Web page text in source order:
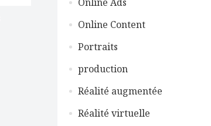
Online Content
Portraits
production
Réalité augmentée
Réalité virtuelle